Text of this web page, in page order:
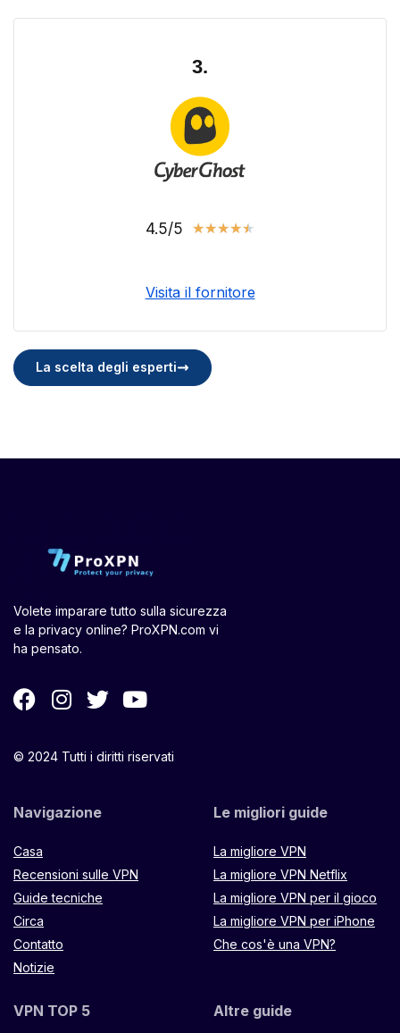
3.
4.5/5 ★★★★★
Visita il fornitore
La scelta degli esperti
Volete imparare tutto sulla sicurezza
e la privacy online? ProXPN.com vi
ha pensato.
© 2024 Tutti i diritti riservati
Navigazione
Casa
Recensioni sulle VPN
Guide tecniche
Circa
Contatto
Notizie
Le migliori guide
La migliore VPN
La migliore VPN Netflix
La migliore VPN per il gioco
La migliore VPN per iPhone
Che cos'è una VPN?
VPN TOP 5 Altre guide